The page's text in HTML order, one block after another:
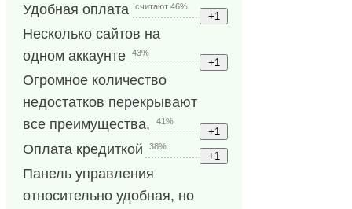
Удобная оплата считают 46%
Несколько сайтов на
одном аккаунте
43%
Огромное количество
недостатков перекрывают
все преимущества,
41%
Оплата кредиткой 38%
Панель управления
относительно удобная, но